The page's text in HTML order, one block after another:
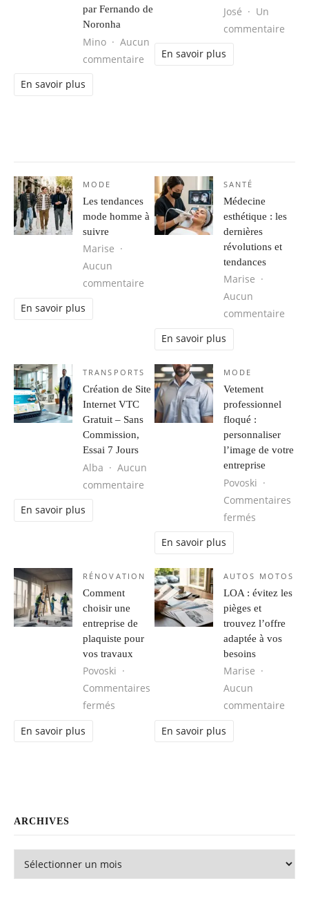
par Fernando de
Noronha
Mino
Aucun
commentaire sur Séjour d’aventure au Brésil :
En savoir plus
José
Un
commentaire
En savoir plus
MODE
Les tendances
mode homme à
suivre
Marise
Aucun
commentaire sur Les tendances mode homme à
En savoir plus
SANTÉ
Médecine
esthétique : les
dernières
révolutions et
tendances
Marise
Aucun
commentaire
En savoir plus
TRANSPORTS
Création de Site
Internet VTC
Gratuit – Sans
Commission,
Essai 7 Jours
Alba
Aucun
commentaire sur Création de Site Internet VTC
En savoir plus
MODE
Vetement
professionnel
floqué :
personnaliser
l’image de votre
entreprise
Povoski
Commentaires
fermés
En savoir plus
RÉNOVATION
Comment
choisir une
entreprise de
plaquiste pour
vos travaux
Povoski
Commentaires
fermés sur Comment choisir une entreprise de
En savoir plus
AUTOS MOTOS
LOA : évitez les
pièges et
trouvez l’offre
adaptée à vos
besoins
Marise
Aucun
commentaire
En savoir plus
ARCHIVES
Archives